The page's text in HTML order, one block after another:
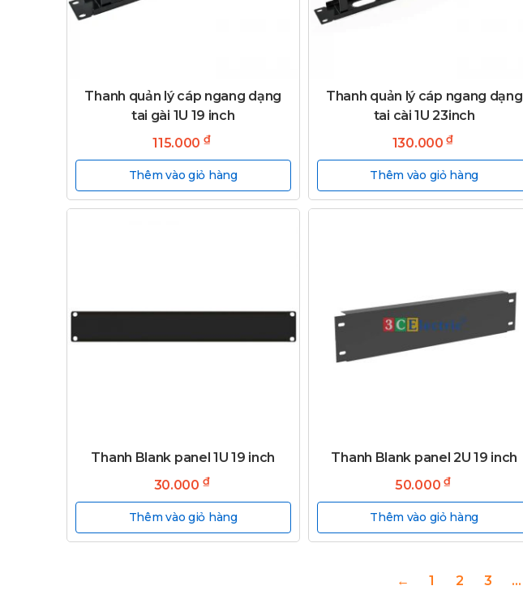
Thanh quản lý cáp ngang dạng
tai gài 1U 19 inch
115.000 ₫
Thêm vào giỏ hàng
Thanh quản lý cáp ngang dạng
tai cài 1U 23inch
130.000₫
Thêm vào giỏ hàng
Thanh Blank panel 1U 19 inch
30.000 ₫
Thêm vào giỏ hàng
Thanh Blank panel 2U 19 inch
50.000 ₫
Thêm vào giỏ hàng
← 1 2 3 …